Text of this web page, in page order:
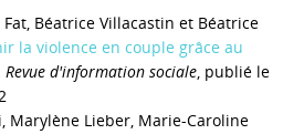
Fat, Béatrice Villacastin et Béatrice
la violence en couple grâce au
Revue d'information sociale, publié le
Marylène Lieber, Marie-Caroline